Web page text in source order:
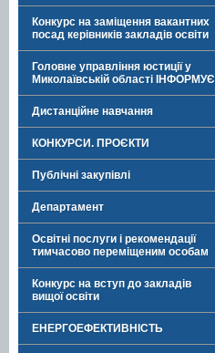
Конкурс на заміщення вакантних
посад керівників закладів освіти
Головне управління юстиції у
Миколаївській області ІНФОРМУЄ
Дистанційне навчання
КОНКУРСИ. ПРОЄКТИ
Публічні закупівлі
Департамент
Освітні послуги і рекомендації
тимчасово переміщеним особам
Конкурс на вступ до закладів
вищої освіти
ЕНЕРГОЕФЕКТИВНІСТЬ